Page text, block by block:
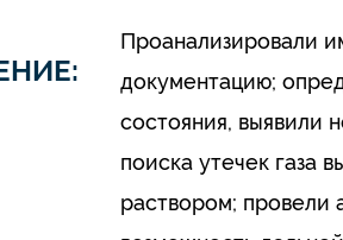
Проанализировали
документацию;
состояния, выявили
поиска утечек газа
раствором; провели